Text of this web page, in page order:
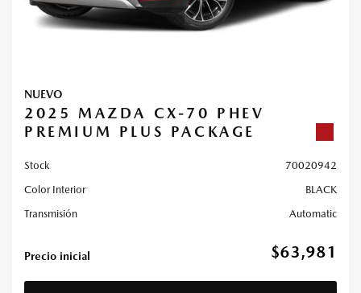
NUEVO
2025 MAZDA CX-70 PHEV
PREMIUM PLUS PACKAGE
Stock
70020942
Color Interior
BLACK
Transmisión
Automatic
Precio inicial $63,981